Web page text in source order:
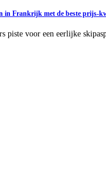
in Frankrijk met de beste prijs-
piste voor een eerlijke